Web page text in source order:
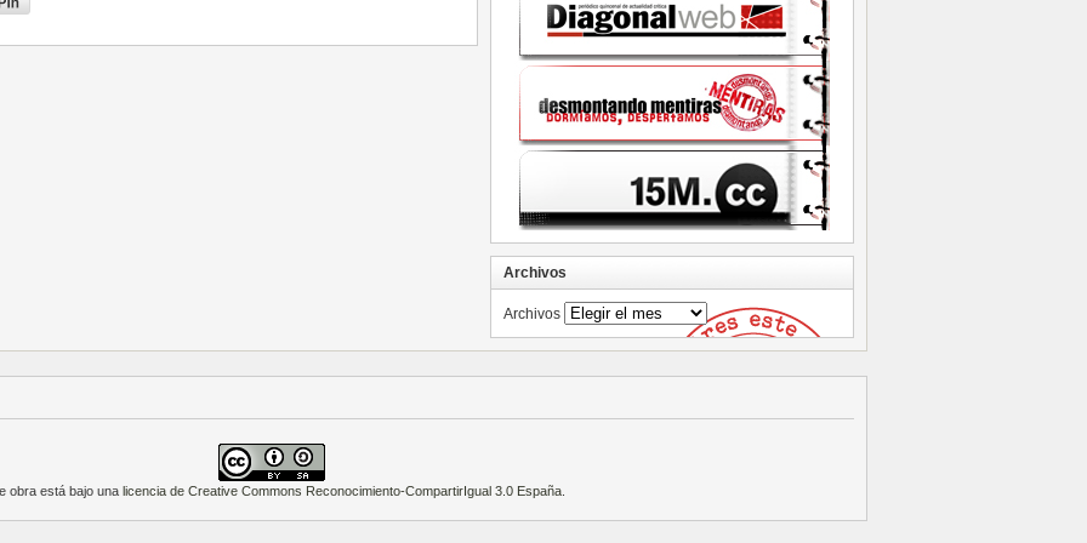
Archivos
Archivos
obra está bajo una licencia de Creative Commons Reconocimiento-CompartirIgual 3.0 España.